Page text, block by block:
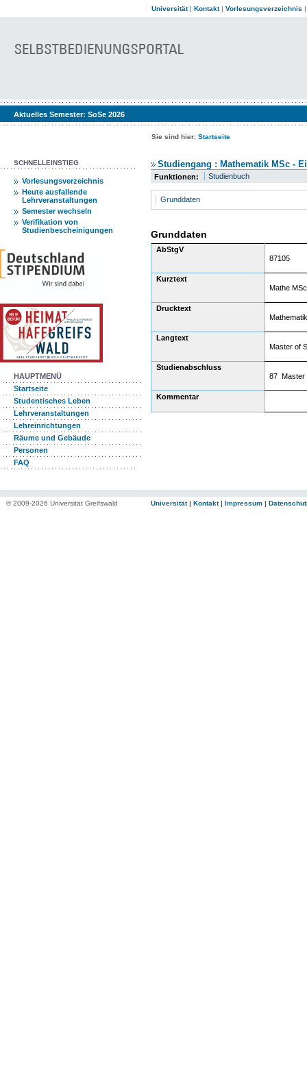
Universität| Kontakt| Vorlesungsverzeichnis
Aktuelles Semester: SoSe 2026
Sie sind hier: Startseite
SCHNELLEINSTIEG
Vorlesungsverzeichnis
Heute ausfallende
Lehrveranstaltungen
Semester wechseln
Verifikation von
Studienbescheinigungen
HAUPTMENÜ
Startseite
Studentisches Leben
Lehrveranstaltungen
Lehreinrichtungen
Räume und Gebäude
Personen
FAQ
Studiengang : Mathematik MSc -
Funktionen: Studienbuch
Grunddaten
Grunddaten
AbStgV
87105
Kurztext
Mathe MSc
Drucktext
Langtext
Master of
Studienabschluss
87 Master
Kommentar
© 2009-2026 Universität Greifswald Universität| Kontakt| Impressum |